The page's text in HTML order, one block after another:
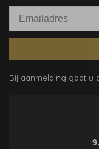
Bij aanmelding gaat u